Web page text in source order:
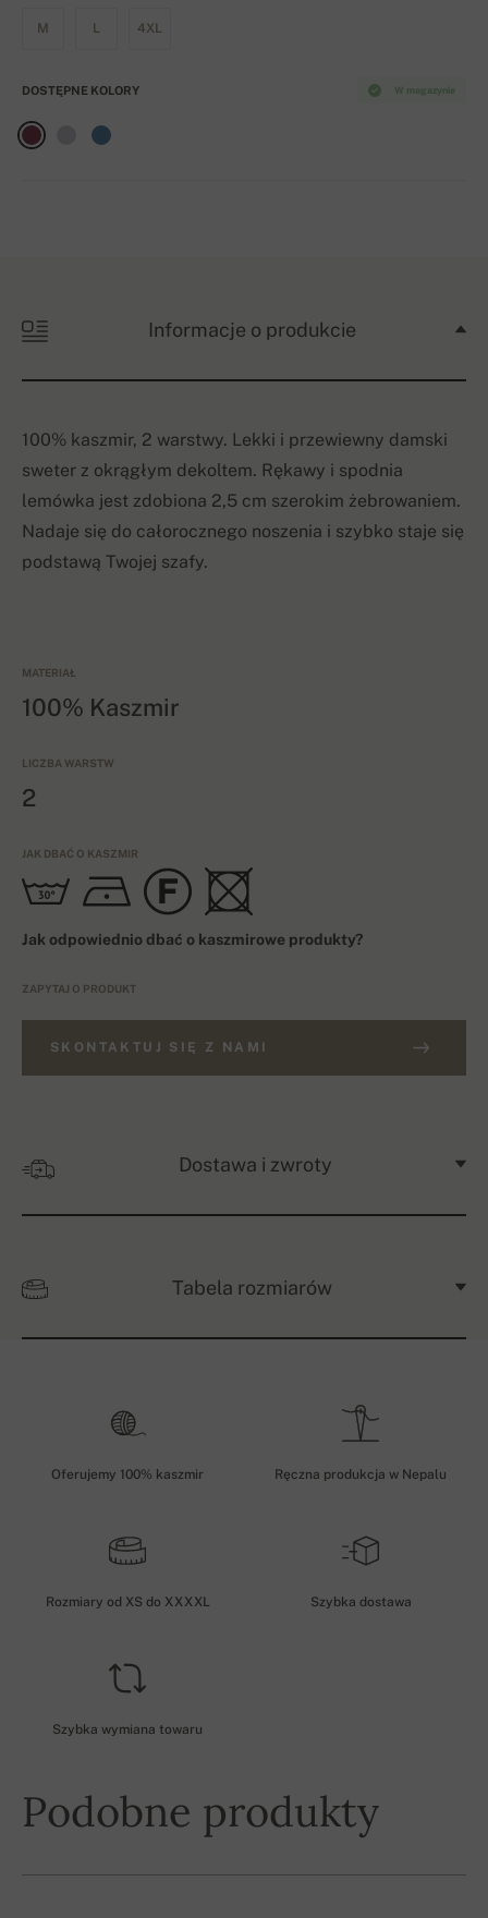
M L 4XL
W magazynie
DOSTĘPNE KOLORY
Informacje o produkcie
100% kaszmir, 2 warstwy. Lekki i przewiewny damski
sweter z okrągłym dekoltem. Rękawy i spodnia
lemówka jest zdobiona 2,5 cm szerokim żebrowaniem.
Nadaje się do całorocznego noszenia i szybko staje się
podstawą Twojej szafy.
MATERIAŁ
100% Kaszmir
LICZBA WARSTW
2
JAK DBAĆ O KASZMIR
Jak odpowiednio dbać o kaszmirowe produkty?
ZAPYTAJ O PRODUKT
SKONTAKTUJ SIĘ Z NAMI
Dostawa i zwroty
Tabela rozmiarów
Oferujemy 100% kaszmir Ręczna produkcja w Nepalu
Rozmiary od XS do XXXXL Szybka dostawa
Szybka wymiana towaru
Podobne produkty